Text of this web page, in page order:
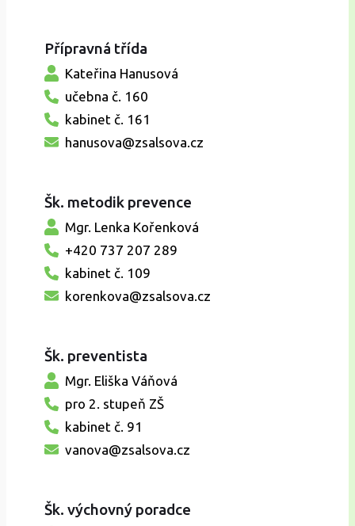
Přípravná třída
Kateřina Hanusová
učebna č. 160
kabinet č. 161
hanusova@zsalsova.cz
Šk. metodik prevence
Mgr. Lenka Kořenková
+420 737 207 289
kabinet č. 109
korenkova@zsalsova.cz
Šk. preventista
Mgr. Eliška Váňová
pro 2. stupeň ZŠ
kabinet č. 91
vanova@zsalsova.cz
Šk. výchovný poradce